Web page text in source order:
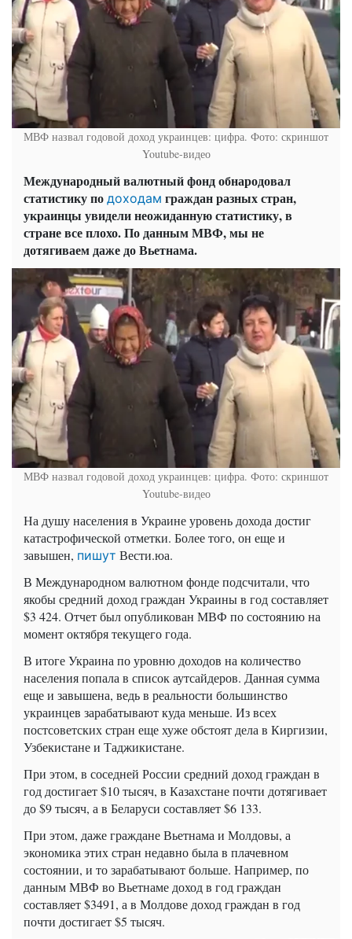
МВФ назвал годовой доход украинцев: цифра. Фото: скриншот
Youtube-видео
Международный валютный фонд обнародовал
статистику по доходам граждан разных стран,
украинцы увидели неожиданную статистику, в
стране все плохо. По данным МВФ, мы не
дотягиваем даже до Вьетнама.
МВФ назвал годовой доход украинцев: цифра. Фото: скриншот
Youtube-видео
На душу населения в Украине уровень дохода достиг
катастрофической отметки. Более того, он еще и
завышен, пишут Вести.юа.
В Международном валютном фонде подсчитали, что
якобы средний доход граждан Украины в год составляет
$3 424. Отчет был опубликован МВФ по состоянию на
момент октября текущего года.
В итоге Украина по уровню доходов на количество
населения попала в список аутсайдеров. Данная сумма
еще и завышена, ведь в реальности большинство
украинцев зарабатывают куда меньше. Из всех
постсоветских стран еще хуже обстоят дела в Киргизии,
Узбекистане и Таджикистане.
При этом, в соседней России средний доход граждан в
год достигает $10 тысяч, в Казахстане почти дотягивает
до $9 тысяч, а в Беларуси составляет $6 133.
При этом, даже граждане Вьетнама и Молдовы, а
экономика этих стран недавно была в плачевном
состоянии, и то зарабатывают больше. Например, по
данным МВФ во Вьетнаме доход в год граждан
составляет $3491, а в Молдове доход граждан в год
почти достигает $5 тысяч.